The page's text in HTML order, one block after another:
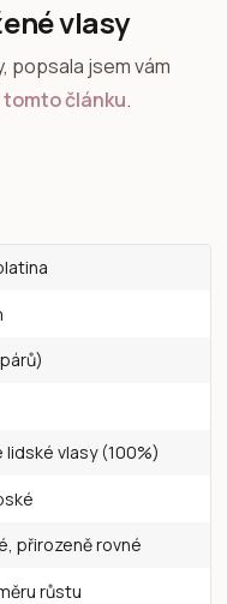
vlasy
popsala jsem vám
tomto článku.
lidské vlasy (100%)
přirozeně rovné
růstu